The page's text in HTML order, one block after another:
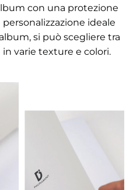
con una protezione
ideale
si può scegliere tra
varie texture e colori.